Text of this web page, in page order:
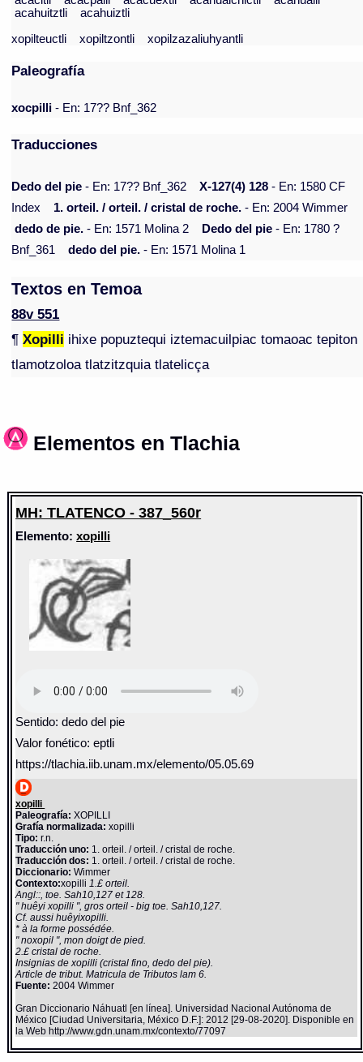
acahuitztli
acahuiztli
xopilteuctli
xopiltzontli xopilzazaliuhyantli
Paleografía
xocpilli - En: 17?? Bnf_362
Traducciones
Dedo del pie - En: 17?? Bnf_362 X-127(4) 128 - En: 1580 CF
Index
1. orteil. / orteil. / cristal de roche. - En: 2004 Wimmer
dedo de pie. - En: 1571 Molina 2 Dedo del pie - En: 1780 ?
Bnf_361
dedo del pie. - En: 1571 Molina 1
Textos en Temoa
88v 551
¶Xopilli ihixe popuztequi iztemacuilpiac tomaoac tepiton
tlamotzoloa tlatzitzquia tlatelicça
Elementos en Tlachia
MH: TLATENCO - 387_560r
Elemento:xopilli
Sentido: dedo del pie
Valor fonético: eptli
https://tlachia.iib.unam.mx/elemento/05.05.69
xopilli
Paleografía: XOPILLI
Grafía normalizada: xopilli
Tipo: r.n.
Traducción uno: 1. orteil. / orteil. / cristal de roche.
Traducción dos: 1. orteil. / orteil. / cristal de roche.
Diccionario:Wimmer
Contexto:xopilli1.£ orteil.
Angl::, toe. Sah10,127 et 128.
" huêyi xopilli ", gros orteil - big toe. Sah10,127.
Cf. aussi huêyixopilli.
* à la forme possédée.
" noxopil ", mon doigt de pied.
2.£ cristal de roche.
Insignias de xopilli (cristal fino, dedo del pie).
Article de tribut. Matricula de Tributos lam 6.
Fuente: 2004 Wimmer
Gran Diccionario Náhuatl [en línea]. Universidad Nacional Autónoma de
México [Ciudad Universitaria, México D.F.]: 2012 [29-08-2020]. Disponible en
la Web http://www.gdn.unam.mx/contexto/77097